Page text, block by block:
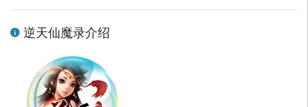
逆天仙魔录介绍